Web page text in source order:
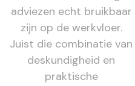
adviezen echt bruikbaar
zijn op de werkvloer.
Juist die combinatie van
deskundigheid en
praktische